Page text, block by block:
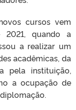
cursos vem
quando a
a realizar um
acadêmicas, da
pela instituição,
a ocupação de